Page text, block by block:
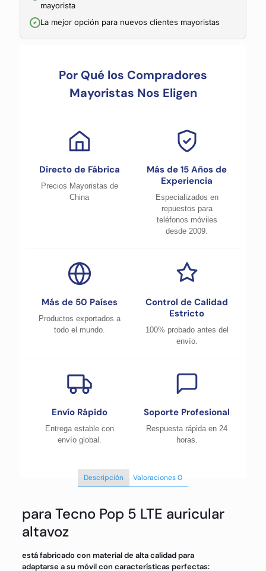
mayorista
La mejor opción para nuevos clientes mayoristas
Por Qué los Compradores
Mayoristas Nos Eligen
Directo de Fábrica
Precios Mayoristas de
China
Más de 15 Años de
Experiencia
Especializados en
repuestos para
teléfonos móviles
desde 2009.
Más de 50 Países
Productos exportados a
todo el mundo.
Control de Calidad
Estricto
100% probado antes del
envío.
Envío Rápido
Entrega estable con
envío global.
Soporte Profesional
Respuesta rápida en 24
horas.
Descripción Valoraciones0
para Tecno Pop 5 LTE auricular
altavoz
está fabricado con material de alta calidad para
adaptarse a su móvil con características perfectas: